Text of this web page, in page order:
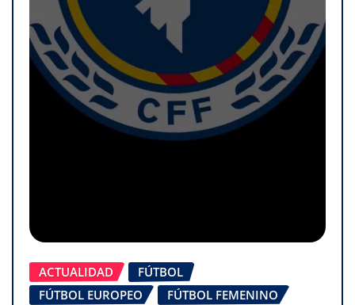
ACTUALIDAD
FÚTBOL
FÚTBOL EUROPEO
FÚTBOL FEMENINO